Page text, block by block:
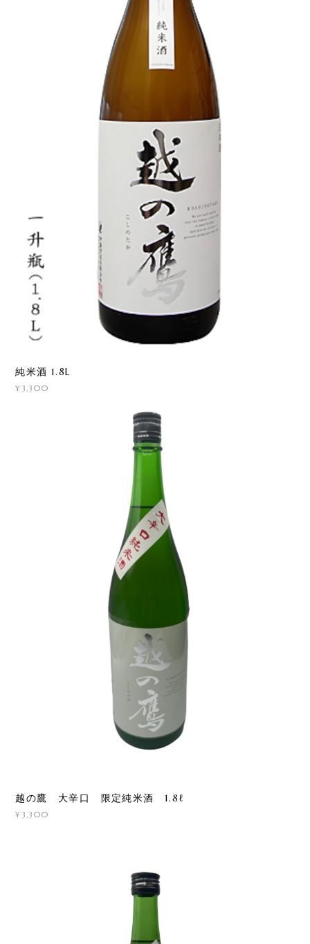
純米酒 1.8L
¥3,300
越の鷹 大辛口 限定純米酒 1.8ℓ
¥3,300